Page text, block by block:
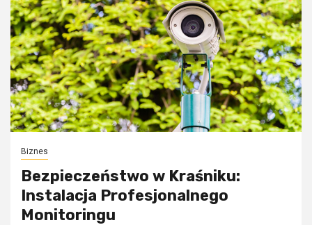
Biznes
Bezpieczeństwo w Kraśniku:
Instalacja Profesjonalnego
Monitoringu